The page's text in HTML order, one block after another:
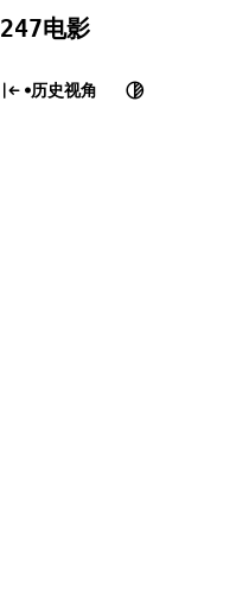
to
247电影
历史视角